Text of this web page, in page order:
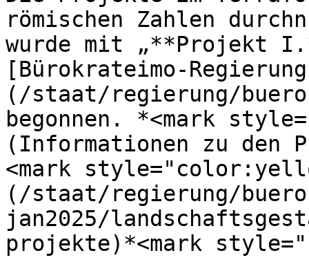
römischen Zahlen
wurde mit „**Projekt
[Bürokrateimo-
(/staat/regierung/
begonnen. *<mark
(Informationen zu den
<mark
(/staat/regierung/
jan2025/
projekte)*<mark